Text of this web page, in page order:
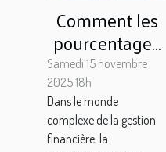
Comment les
pourcentages
simplifient-ils
les décisions
financières ?
Samedi 15 novembre
2025 18h
Dans le monde
complexe de la gestion
financière, la